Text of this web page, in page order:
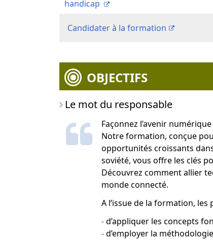
handicap
Candidater à la formation
OBJECTIFS
Le mot du responsable
Façonnez l’avenir
Notre formation, conçue
opportunités croissants
soviété, vous offre les clés
Découvrez comment allier
monde connecté.
A l’issue de la formation,
d’appliquer les concepts
d’employer la